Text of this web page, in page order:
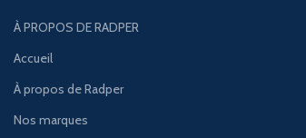
À PROPOS DE RADPER
Accueil
À propos de Radper
Nos marques